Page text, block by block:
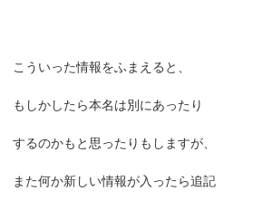
こういった情報をふまえると、
もしかしたら本名は別にあったり
するのかもと思ったりもしますが、
また何か新しい情報が入ったら追記